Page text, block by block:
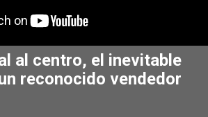
al centro, el inevitable
reconocido vendedor